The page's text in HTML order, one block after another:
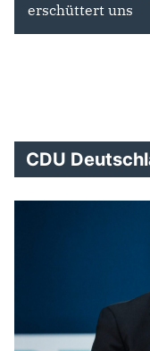
erschüttert uns
CDU